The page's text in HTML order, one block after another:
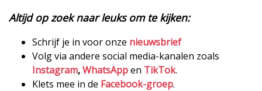
Altijd op zoek naar leuks om te kijken:
Schrijf je in voor onze nieuwsbrief
Volg via andere social media-kanalen zoals
Instagram,WhatsAppen TikTok.
Klets mee in de Facebook-groep.